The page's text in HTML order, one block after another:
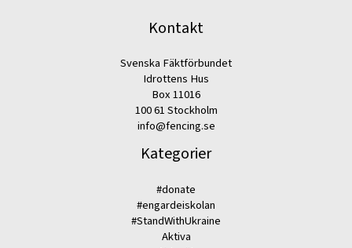
Kontakt
Svenska Fäktförbundet
Idrottens Hus
Box 11016
100 61 Stockholm
info@fencing.se
Kategorier
#donate
#engardeiskolan
#StandWithUkraine
Aktiva